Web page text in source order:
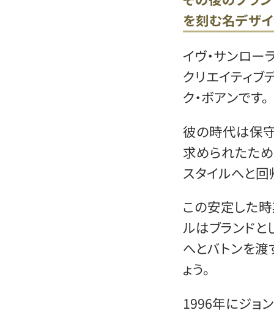
を刻む名デザ
イヴ・サンロー
クリエイティブ
ク・ボアンです。
彼の時代は保
求められたた
スタイルへと回
この安定した時
ルはブランド
へとバトンを
ょう。
1996年にジョ